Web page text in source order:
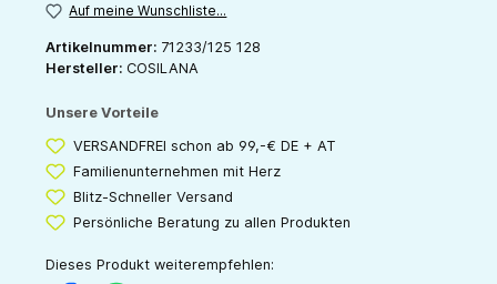
Auf meine Wunschliste...
Artikelnummer: 71233/125 128
Hersteller: COSILANA
Unsere Vorteile
VERSANDFREI schon ab 99,-€ DE + AT
Familienunternehmen mit Herz
Blitz-Schneller Versand
Persönliche Beratung zu allen Produkten
Dieses Produkt weiterempfehlen: